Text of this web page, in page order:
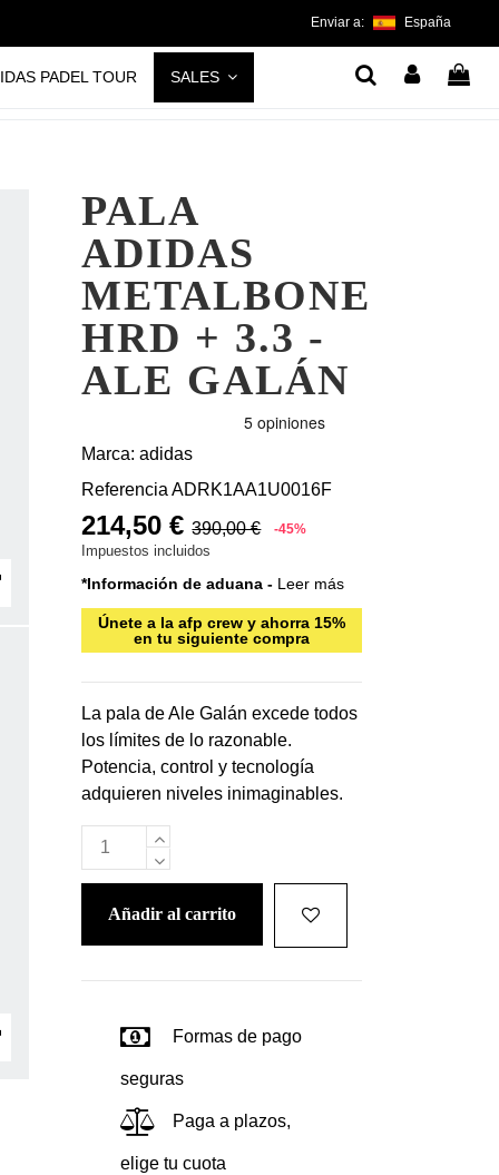
Enviar a: España
PADEL TOUR SALES
PALA
ADIDAS
METALBONE
HRD + 3.3 -
ALE GALÁN
Marca: adidas
Referencia ADRK1AA1U0016F
214,50 € 390,00 € -45%
Impuestos incluidos
*Información de aduana - Leer más
Únete a la afp crew y ahorra 15%
en tu siguiente compra
La pala de Ale Galán excede todos
los límites de lo razonable.
Potencia, control y tecnología
adquieren niveles inimaginables.
añadir al carrito
Formas de pago
seguras
Paga a plazos,
elige tu cuota